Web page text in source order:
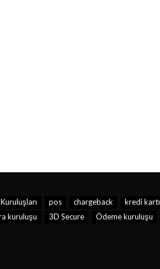
pos chargeback kredi kartı
kuruluşu
3D Secure Ödeme kuruluşu